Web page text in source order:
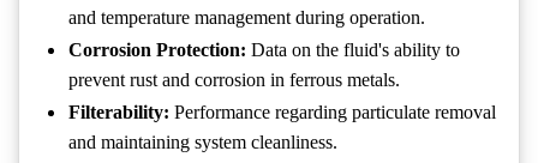
and temperature management during operation.
Corrosion Protection: Data on the fluid's ability to
prevent rust and corrosion in ferrous metals.
Filterability: Performance regarding particulate removal
and maintaining system cleanliness.